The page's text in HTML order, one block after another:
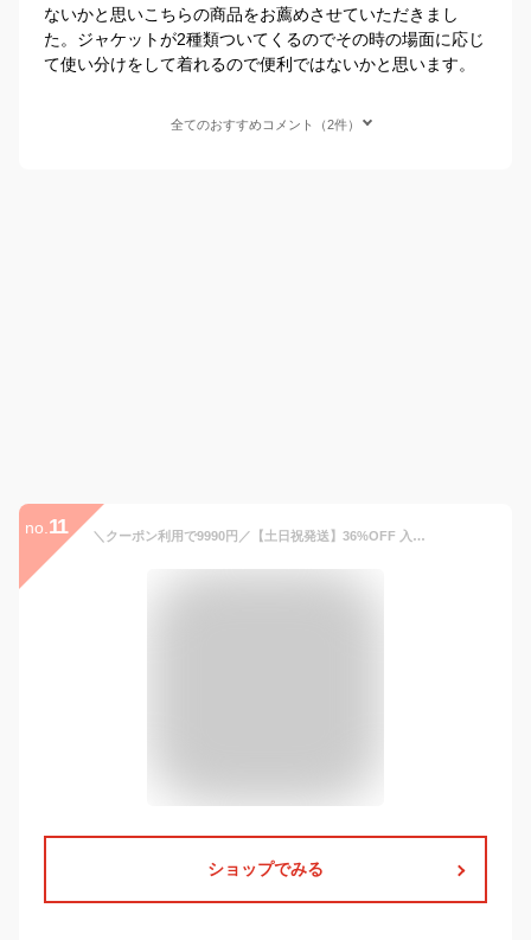
ないかと思いこちらの商品をお薦めさせていただきまし
た。ジャケットが2種類ついてくるのでその時の場面に応じ
て使い分けをして着れるので便利ではないかと思います。
全てのおすすめコメント（2件）
no. 11 ＼クーポン利用で9990円／【土日祝発送】36%OFF 入学式 スーツ 母親 ママスーツ ワンピース セットアップ 入園式 卒園式 卒業式 お宮参り 七五三 レディース フォーマル スーツ セレモニースーツ 黒 ネイビー カジュアル おしゃれ コーデ かっこいい 試着チケット対象
ショップでみる